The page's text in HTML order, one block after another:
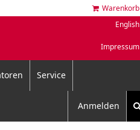
Warenkorb
English
Impressum
Service
Anmelden